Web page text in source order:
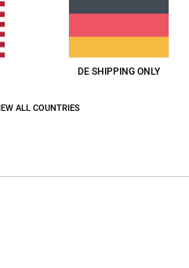
DE SHIPPING ONLY
ALL COUNTRIES